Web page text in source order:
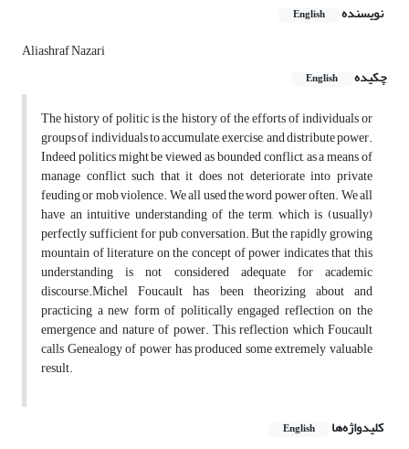
نویسنده English
Aliashraf Nazari
چکیده
English
The history of politic is the history of the efforts of individuals or
groups of individuals to accumulate, exercise, and distribute power.
Indeed politics might be viewed as bounded conflict, as a means of
manage conflict such that it does not deteriorate into private
feuding or mob violence. We all used the word power often. We all
have an intuitive understanding of the term, which is (usually)
perfectly sufficient for pub conversation. But the rapidly growing
mountain of literature on the concept of power indicates that this
understanding is not considered adequate for academic
discourse.Michel Foucault has been theorizing about and
practicing a new form of politically engaged reflection on the
emergence and nature of power. This reflection which Foucault
calls Genealogy of power has produced some extremely valuable
result.
کلیدواژه‌ها English